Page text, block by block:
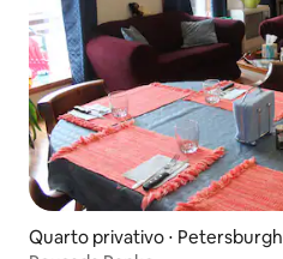
Quarto privativo ⋅ Petersburgh